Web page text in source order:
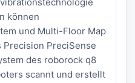
können
und Multi-Floor Map
Precision PreciSense
des roborock q8
scannt und erstellt